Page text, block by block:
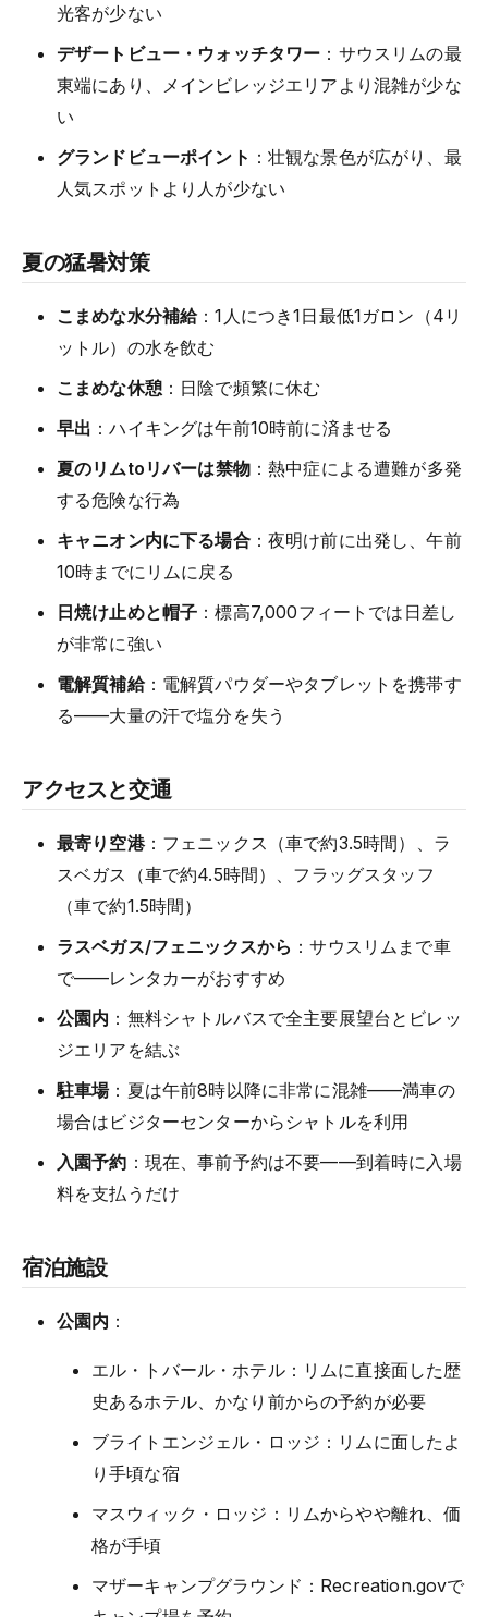
光客が少ない
デザートビュー・ウォッチタワー ：サウスリムの最
東端にあり、メインビレッジエリアより混雑が少な
い
グランドビューポイント ：壮観な景色が広がり、最
人気スポットより人が少ない
夏の猛暑対策
こまめな水分補給：1人につき1日最低1ガロン（4リ
ットル）の水を飲む
こまめな休憩：日陰で頻繁に休む
早出 ：ハイキングは午前10時前に済ませる
夏のリムtoリバーは禁物：熱中症による遭難が多発
する危険な行為
キャニオン内に下る場合：夜明け前に出発し、午前
10時までにリムに戻る
日焼け止めと帽子 ：標高7,000フィートでは日差し
が非常に強い
電解質補給：電解質パウダーやタブレットを携帯す
る——大量の汗で塩分を失う
アクセスと交通
最寄り空港：フェニックス（車で約3.5時間）、ラ
スベガス（車で約4.5時間）、フラッグスタッフ
（車で約1.5時間）
ラスベガス/フェニックスから ：サウスリムまで車
で——レンタカーがおすすめ
公園内 ：無料シャトルバスで全主要展望台とビレッ
ジエリアを結ぶ
駐車場：夏は午前8時以降に非常に混雑——満車の
場合はビジターセンターからシャトルを利用
入園予約 ：現在、事前予約は不要——到着時に入場
料を支払うだけ
宿泊施設
公園内 ：
エル・トバール・ホテル：リムに直接面した歴
史あるホテル、かなり前からの予約が必要
ブライトエンジェル・ロッジ：リムに面したよ
り手頃な宿
マスウィック・ロッジ：リムからやや離れ、価
格が手頃
マザーキャンプグラウンド：Recreation.govで